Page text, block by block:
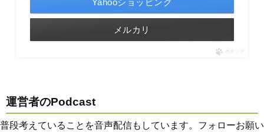
Yahooショッピング
メルカリ
ポチップ
運営者のPodcast
普段考えていることを音声配信もしています。フォローお願い